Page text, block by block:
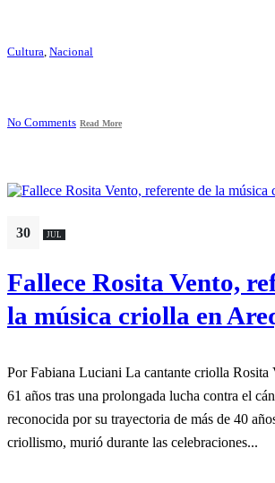
Cultura, Nacional
No Comments Read More
30 JUL
Fallece Rosita Vento,
la música criolla en
Por Fabiana Luciani La cantante criolla Rosita Vento falleció a los
61 años tras una prolongada lucha contra el
reconocida por su trayectoria de más de 40
criollismo, murió durante las celebraciones...